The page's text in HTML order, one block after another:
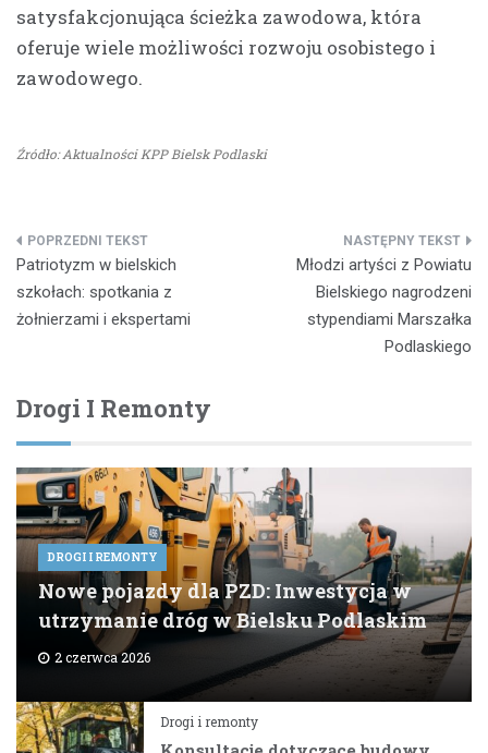
satysfakcjonująca ścieżka zawodowa, która
oferuje wiele możliwości rozwoju osobistego i
zawodowego.
Źródło: Aktualności KPP Bielsk Podlaski
Nawigacja
wpisu
Patriotyzm w bielskich
szkołach: spotkania z
żołnierzami i ekspertami
Młodzi artyści z Powiatu
Bielskiego nagrodzeni
stypendiami Marszałka
Podlaskiego
Drogi I Remonty
DROGI I REMONTY
Nowe pojazdy dla PZD: Inwestycja w
utrzymanie dróg w Bielsku Podlaskim
2 czerwca 2026
Drogi i remonty